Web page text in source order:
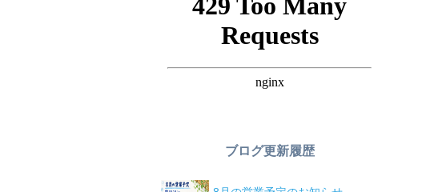
ブログ更新履歴